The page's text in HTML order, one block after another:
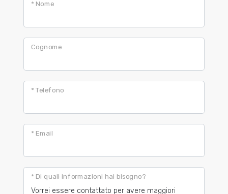
* Nome
Cognome
* Telefono
* Email
* Di quali informazioni hai bisogno?